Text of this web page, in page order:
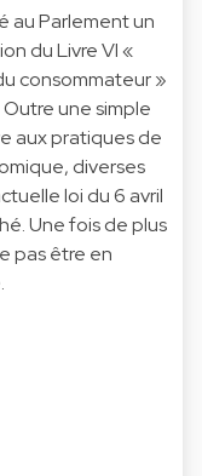
au Parlement un
du Livre VI «
consommateur »
une simple
aux pratiques de
diverses
loi du 6 avril
Une fois de plus
pas être en